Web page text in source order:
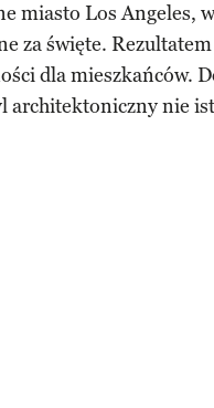
miasto Los Angeles,
za święte.
dla mieszkańców.
architektoniczny nie